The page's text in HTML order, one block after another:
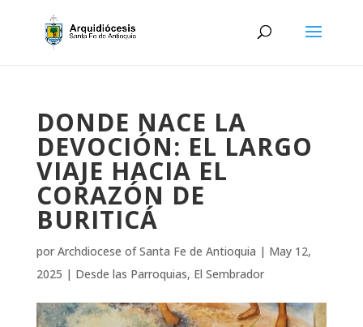
DONDE NACE LA
DEVOCIÓN: EL LARGO
VIAJE HACIA EL
CORAZÓN DE
BURITICÁ
por Archdiocese of Santa Fe de Antioquia | May 12,
2025 | Desde las Parroquias, El Sembrador